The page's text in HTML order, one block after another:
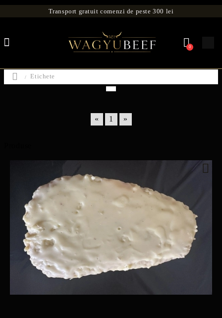
Transport gratuit comenzi de peste 300 lei
0
Etichete
« 1 »